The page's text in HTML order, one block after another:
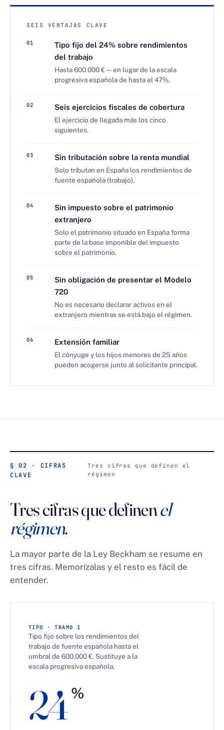
SEIS VENTAJAS CLAVE
01
Tipo fijo del 24% sobre rendimientos
del trabajo
Hasta 600.000 € — en lugar de la escala
progresiva española de hasta el 47%.
02 Seis ejercicios fiscales de cobertura
El ejercicio de llegada más los cinco
siguientes.
03 Sin tributación sobre la renta mundial
Solo tributan en España los rendimientos de
fuente española (trabajo).
04
Sin impuesto sobre el patrimonio
extranjero
Solo el patrimonio situado en España forma
parte de la base imponible del impuesto
sobre el patrimonio.
05 Sin obligación de presentar el Modelo
720
No es necesario declarar activos en el
extranjero mientras se está bajo el régimen.
06 Extensión familiar
El cónyuge y los hijos menores de 25 años
pueden acogerse junto al solicitante principal.
§ 02 · CIFRAS
CLAVE
Tres cifras que definen el
régimen
Tres cifras que definenel
régimen.
La mayor parte de la Ley Beckham se resume en
tres cifras. Memorízalas y el resto es fácil de
entender.
TIPO · TRAMO 1
Tipo fijo sobre los rendimientos del
trabajo de fuente española hasta el
umbral de 600.000 €. Sustituye a la
escala progresiva española.
24 %